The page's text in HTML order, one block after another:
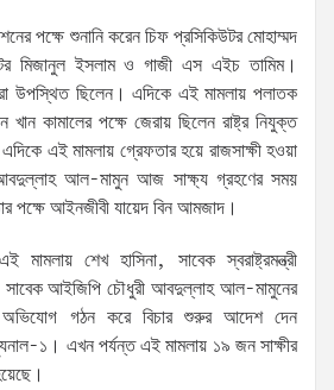
পক্ষে শুনানি করেন চিফ প্রসিকিউটর মোহাম্মদ
মিজানুল ইসলাম ও গাজী এস এইচ তামিম।
উপস্থিত ছিলেন। এদিকে এই মামলায় পলাতক
খান কামালের পক্ষে জেরায় ছিলেন রাষ্ট্র নিযুক্ত
এই মামলায় গ্রেফতার হয়ে রাজসাক্ষী হওয়া
আল-মামুন আজ সাক্ষ্য গ্রহণের সময়
পক্ষে আইনজীবী যায়েদ বিন আমজাদ।
মামলায় শেখ হাসিনা, সাবেক স্বরাষ্ট্রমন্ত্রী
সাবেক আইজিপি চৌধুরী আবদুল্লাহ আল-মামুনের
গঠন করে বিচার শুরুর আদেশ দেন
১। এখন পর্যন্ত এই মামলায় ১৯ জন সাক্ষীর